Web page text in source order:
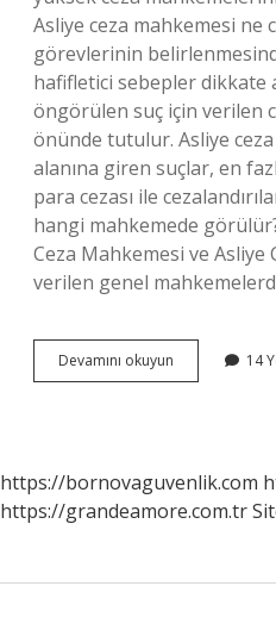
Asliye ceza mahkemesi ne
görevlerinin
hafifletici sebepler dikkate
öngörülen suç için verilen
önünde tutulur. Asliye
alanına giren suçlar, en
para cezası ile
hangi mahkemede
Ceza Mahkemesi ve Asliye
verilen genel
Devamını okuyun
Ceza
14
https://bornovaguvenlik.com
https://grandeamore.com.tr